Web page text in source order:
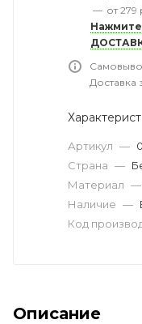
— от 279
Доставка
Артикул —
Страна —
Материал —
Наличие —
Код
Описание